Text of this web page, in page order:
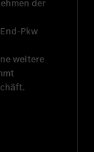
der
Pkw
weitere